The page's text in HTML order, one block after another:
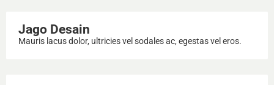
Jago Desain
Mauris lacus dolor, ultricies vel sodales ac, egestas vel eros.